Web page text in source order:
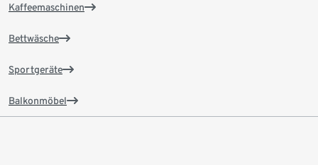
Kaffeemaschinen
Bettwäsche
Sportgeräte
Balkonmöbel